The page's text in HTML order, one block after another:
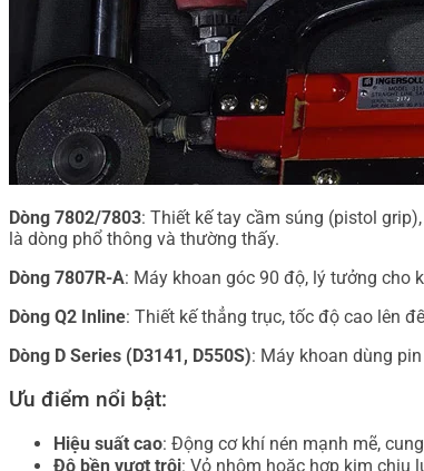
Dòng 7802/7803: Thiết kế tay cầm súng (pistol
là dòng phổ thông và thường thấy.
Dòng 7807R-A: Máy khoan góc 90 độ, lý tưởng cho
Dòng Q2 Inline: Thiết kế thẳng trục, tốc độ cao lên
Dòng D Series (D3141, D550S): Máy khoan dùng
Ưu điểm nổi bật:
Hiệu suất cao: Động cơ khí nén mạnh mẽ,
Độ bền vượt trội: Vỏ nhôm hoặc hợp kim chịu